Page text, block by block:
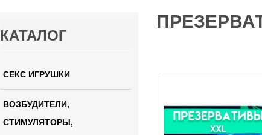
КАТАЛОГ
СЕКС ИГРУШКИ
ВОЗБУДИТЕЛИ,
СТИМУЛЯТОРЫ,